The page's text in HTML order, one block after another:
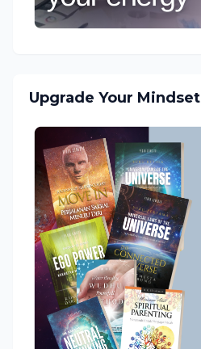
Upgrade Your Mindset